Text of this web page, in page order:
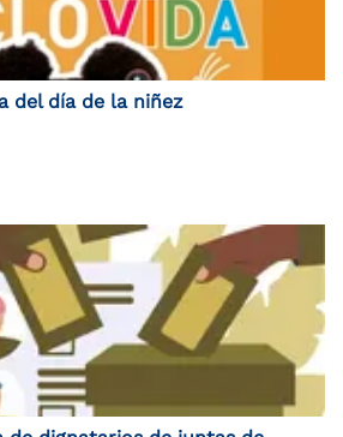
del día de la niñez